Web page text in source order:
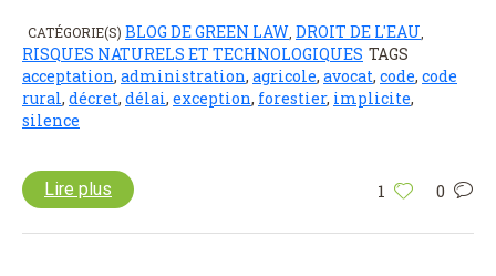
CATÉGORIE(S) BLOG DE GREEN LAW DROIT DE L'EAU
RISQUES NATURELS ET TECHNOLOGIQUES TAGS
acceptation, administration, agricole, avocat, code, code
rural, décret, délai, exception, forestier, implicite,
silence
1 0
Lire plus